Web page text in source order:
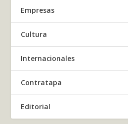
Empresas
Cultura
Internacionales
Contratapa
Editorial